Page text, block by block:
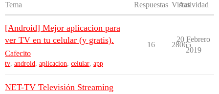
Tema Respuestas Vistas
Actividad
[Android] Mejor aplicacion para
ver TV en tu celular (y gratis).
Cafecito
tv, android, aplicacion, celular, app
16 28065
20 Febrero
2019
NET-TV Televisión Streaming